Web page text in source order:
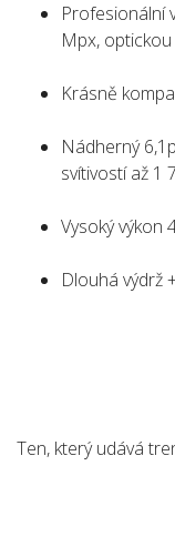
Profesionální
Mpx,
Krásně
Nádherný
svítivostí až 1
Vysoký výkon
Dlouhá výdrž
Ten, který udává